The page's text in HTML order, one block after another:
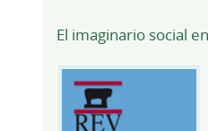
El imaginario social